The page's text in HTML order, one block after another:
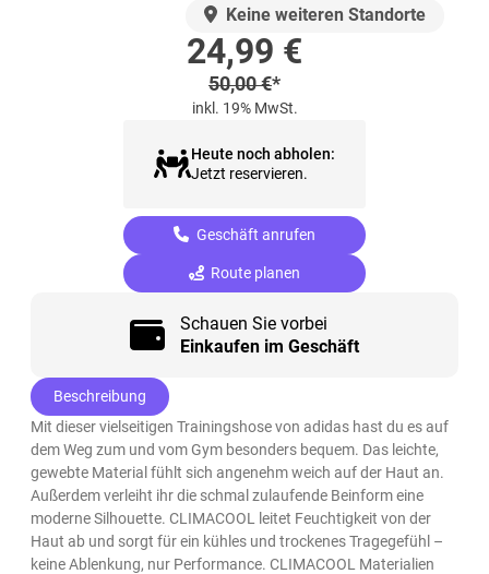
Keine weiteren Standorte
Sonderpreis
24,99 €
Regulärer Preis
50,00€*
inkl. 19% MwSt.
Heute noch abholen:
Jetzt reservieren.
Geschäft anrufen
Route planen
Schauen Sie vorbei
Einkaufen im Geschäft
Beschreibung
Mit dieser vielseitigen Trainingshose von adidas hast du es auf
dem Weg zum und vom Gym besonders bequem. Das leichte,
gewebte Material fühlt sich angenehm weich auf der Haut an.
Außerdem verleiht ihr die schmal zulaufende Beinform eine
moderne Silhouette. CLIMACOOL leitet Feuchtigkeit von der
Haut ab und sorgt für ein kühles und trockenes Tragegefühl –
keine Ablenkung, nur Performance. CLIMACOOL Materialien